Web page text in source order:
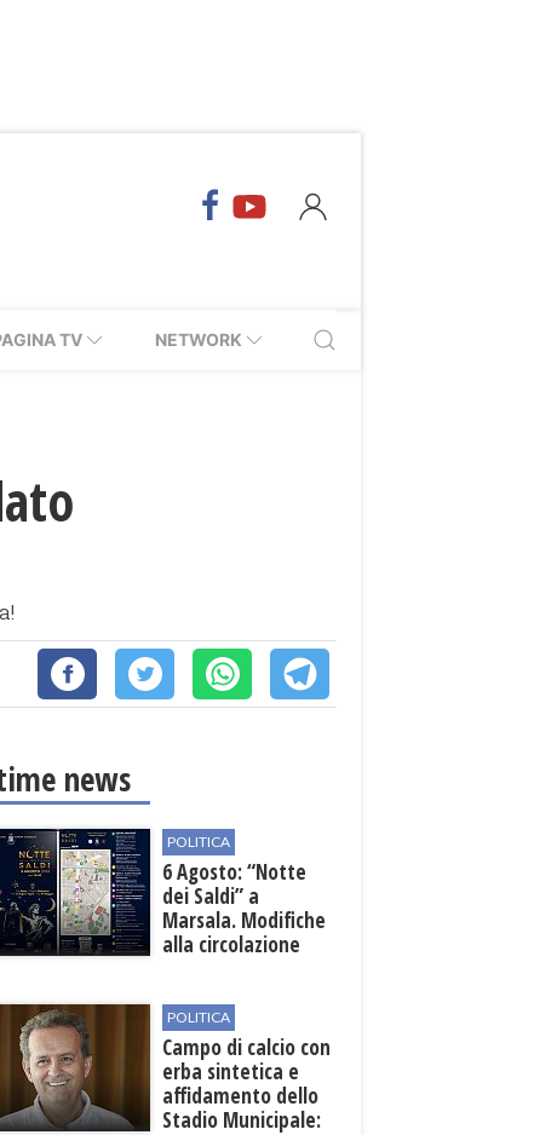
TV NETWORK
news
POLITICA
6 Agosto: “Notte
dei Saldi” a
Marsala. Modifiche
alla circolazione
manifestazione
POLITICA
Campo di calcio con
erba sintetica e
affidamento dello
Stadio Municipale: